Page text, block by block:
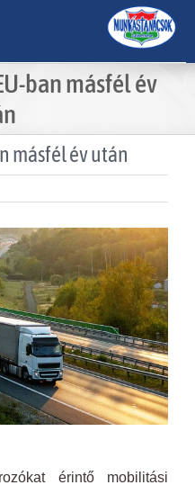
ban másfél év
másfél év után
érintő mobilitási